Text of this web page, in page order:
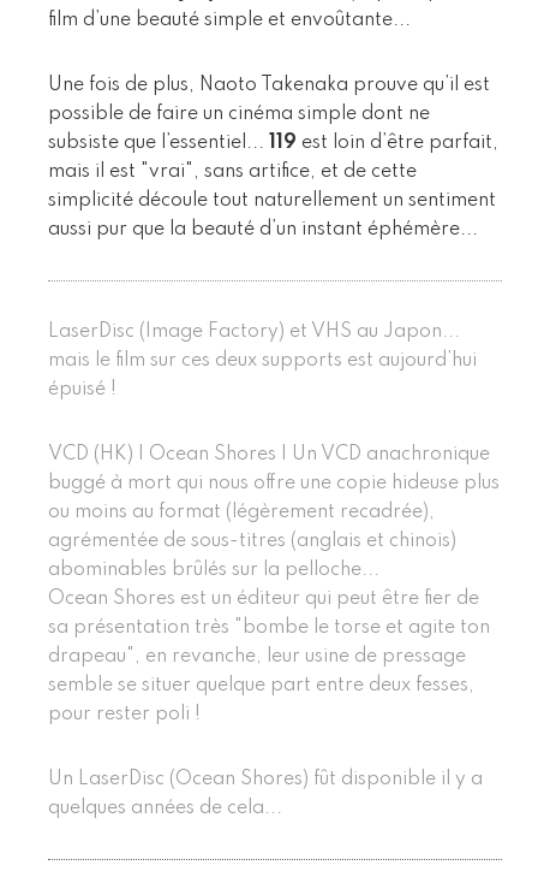
film d’une beauté simple et envoûtante...
Une fois de plus, Naoto Takenaka prouve qu’il est
possible de faire un cinéma simple dont ne
subsiste que l’essentiel...
119 est loin d’être parfait,
mais il est "vrai", sans artifice, et de cette
simplicité découle tout naturellement un sentiment
aussi pur que la beauté d’un instant éphémère...
LaserDisc (Image Factory) et VHS au Japon...
mais le film sur ces deux supports est aujourd’hui
épuisé !
VCD (HK) | Ocean Shores | Un VCD anachronique
buggé à mort qui nous offre une copie hideuse plus
ou moins au format (légèrement recadrée),
agrémentée de sous-titres (anglais et chinois)
abominables brûlés sur la pelloche...
Ocean Shores est un éditeur qui peut être fier de
sa présentation très "bombe le torse et agite ton
drapeau", en revanche, leur usine de pressage
semble se situer quelque part entre deux fesses,
pour rester poli !
Un LaserDisc (Ocean Shores) fût disponible il y a
quelques années de cela...